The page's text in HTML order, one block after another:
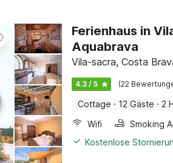
Ferienhaus in
Aquabrava
Vila-sacra, Costa
4.3 / 5 (22
Cottage · 12 Gäste · 2
Wifi
Kostenlose